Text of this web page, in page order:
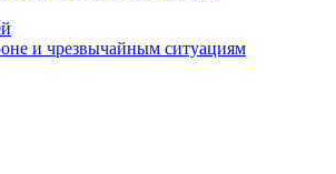
и чрезвычайным ситуациям